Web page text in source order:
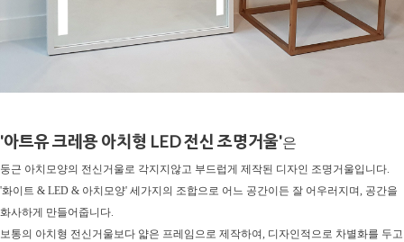
'아트유 크레용 아치형 LED 전신 조명거울'은
둥근 아치모양의 전신거울로 각지지않고 부드럽게 제작된 디자인 조명거울입니다.
'화이트 & LED & 아치모양' 세가지의 조합으로 어느 공간이든 잘 어우러지며, 공간을
화사하게 만들어줍니다.
보통의 아치형 전신거울보다 얇은 프레임으로 제작하여, 디자인적으로 차별화를 두고